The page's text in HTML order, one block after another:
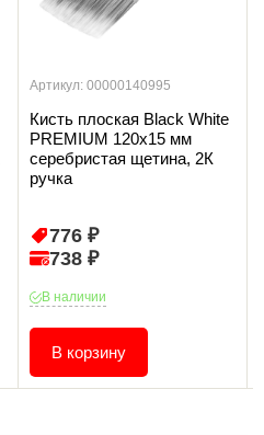
Артикул: 00000140995
Кисть плоская Black White
PREMIUM 120х15 мм
серебристая щетина, 2К
ручка
776 ₽
738 ₽
В наличии
В корзину